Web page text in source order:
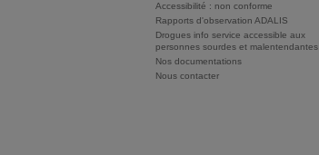
Accessibilité : non conforme
Rapports d'observation ADALIS
Drogues info service accessible aux
personnes sourdes et malentendantes
Nos documentations
Nous contacter